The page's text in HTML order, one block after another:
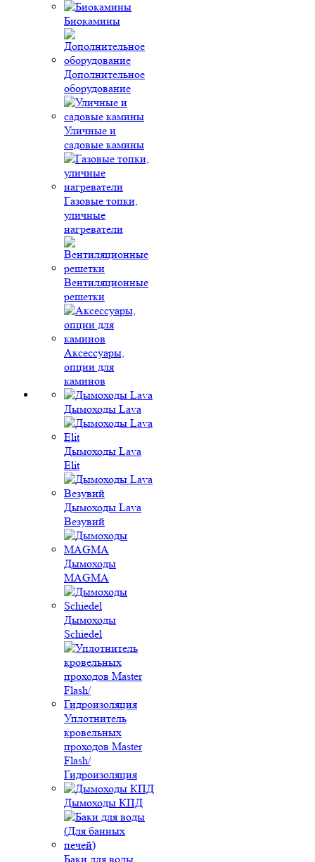
Биокамины
Дополнительное
оборудование
Уличные и
садовые камины
Газовые топки,
уличные
нагреватели
Вентиляционные
решетки
Аксессуары,
опции для
каминов
Дымоходы Lava
Дымоходы Lava
Elit
Дымоходы Lava
Везувий
Дымоходы
MAGMA
Дымоходы
Schiedel
Уплотнитель
кровельных
проходов Master
Flash/
Гидроизоляция
Дымоходы КПД
Баки для воды